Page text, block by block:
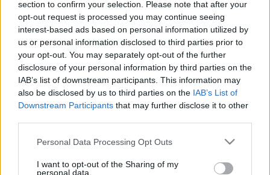
section to confirm your selection. Please note that after your
opt-out request is processed you may continue seeing
interest-based ads based on personal information utilized by
us or personal information disclosed to third parties prior to
your opt-out. You may separately opt-out of the further
disclosure of your personal information by third parties on the
IAB’s list of downstream participants. This information may
also be disclosed by us to third parties on the IAB’s List of
Downstream Participants that may further disclose it to other
Please note that this website/app uses one or more Google
not limited to your visit or usage behaviour. You may click to
Personal Data Processing Opt Outs
I want to opt-out of the Sharing of my
personal data.
amelyikből egy évben egyetlen ember hal meg,
általában szerelmi bánatban, és most meghalt egy
közülük koronavírusban is, akkor a fenti feltételes
valószínűség ötven százalék. Nyilván nem
mondanánk azt, hogy ebben a korosztályban
különösen magas a koronavírushalálozás kockázata.
Minél magasabb a halálozási valószínűség, annál
értelmesebb a kockázat szót használni, de a
Rockenbauer által kockázati valószínűségnek
nevezett érték csak akkor lesz azonos a koronavírus
veszélyességi valószínűségével, ha az adott
korosztály vagy csoport pontosan reprezentálja a
halálozási valószínűséget. Persze nagyon idős